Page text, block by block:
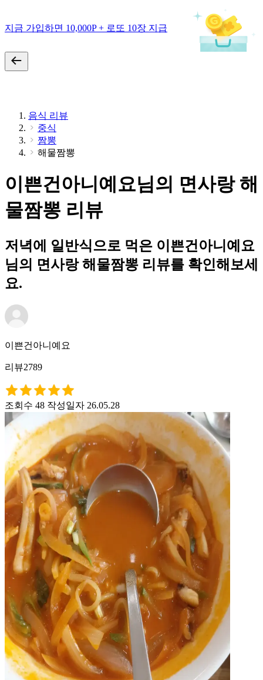
지금 가입하면 10,000P + 로또 10장 지급
음식 리뷰
중식
짬뽕
해물짬뽕
이쁜건아니예요님의 면사랑 해
물짬뽕 리뷰
저녁에 일반식으로 먹은 이쁜건아니예요
님의 면사랑 해물짬뽕 리뷰를 확인해보세
요.
이쁜건아니예요
리뷰2789
조회수 48 작성일자 26.05.28